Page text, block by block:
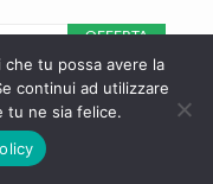
OFFERTA
tu possa avere la
continui ad utilizzare
tu ne sia felice.